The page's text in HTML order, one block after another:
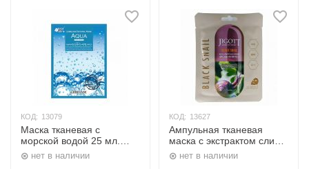
КОД: 13079
Маска тканевая с
морской водой 25 мл.
Lebelage
нет в наличии
КОД: 13627
Ампульная тканевая
маска с экстрактом слизи
черной улитки 27 мл.
Jigott
нет в наличии